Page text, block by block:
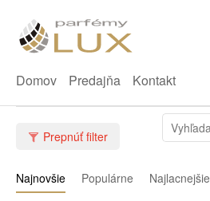
Domov Predajňa Kontakt
Prepnúť filter
Najnovšie Populárne Najlacnejšie